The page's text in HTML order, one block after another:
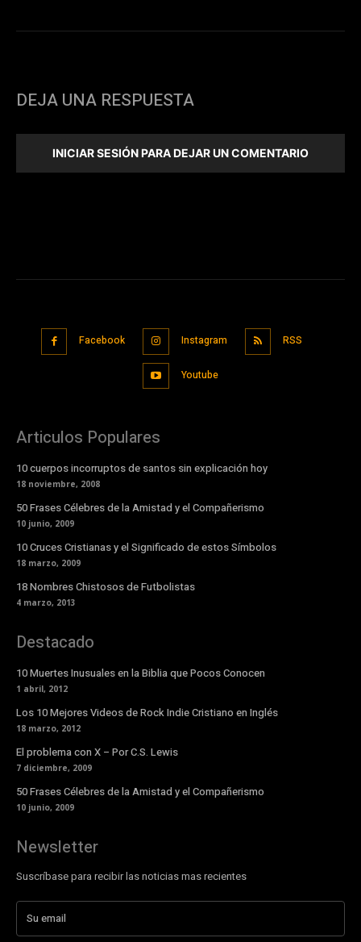
DEJA UNA RESPUESTA
INICIAR SESIÓN PARA DEJAR UN COMENTARIO
Facebook Instagram RSS
Youtube
Articulos Populares
10 cuerpos incorruptos de santos sin explicación hoy
18 noviembre, 2008
50 Frases Célebres de la Amistad y el Compañerismo
10 junio, 2009
10 Cruces Cristianas y el Significado de estos Símbolos
18 marzo, 2009
18 Nombres Chistosos de Futbolistas
4 marzo, 2013
Destacado
10 Muertes Inusuales en la Biblia que Pocos Conocen
1 abril, 2012
Los 10 Mejores Videos de Rock Indie Cristiano en Inglés
18 marzo, 2012
El problema con X – Por C.S. Lewis
7 diciembre, 2009
50 Frases Célebres de la Amistad y el Compañerismo
10 junio, 2009
Newsletter
Suscríbase para recibir las noticias mas recientes